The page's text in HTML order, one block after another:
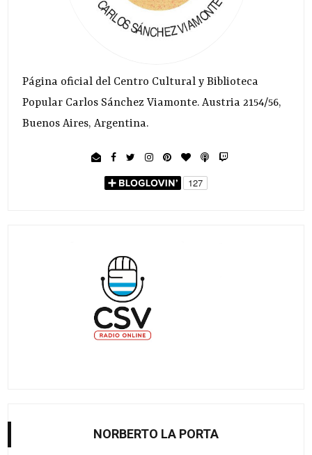
Página oficial del Centro Cultural y Biblioteca
Popular Carlos Sánchez Viamonte. Austria 2154/56,
Buenos Aires, Argentina.
NORBERTO LA PORTA